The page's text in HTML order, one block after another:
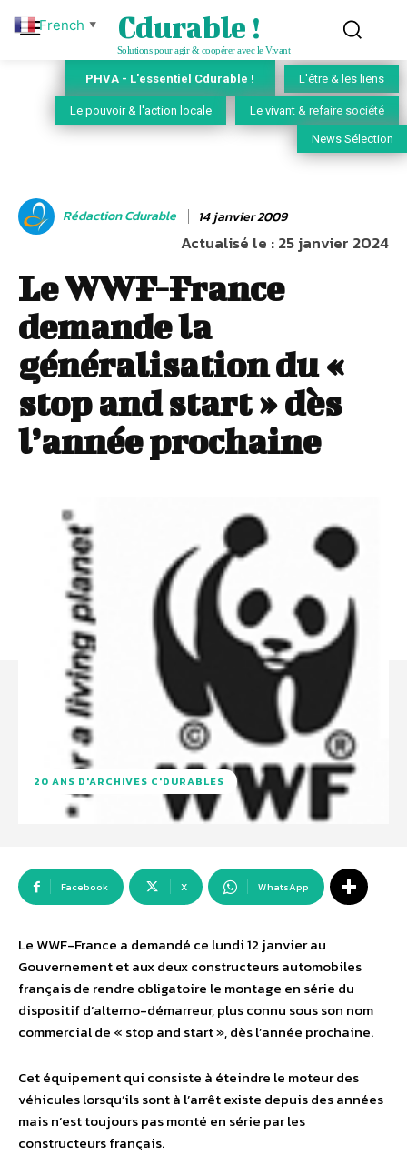
Cdurable !
Solutions pour agir & coopérer avec le Vivant
PHVA - L'essentiel Cdurable ! L'être & les liens
Le pouvoir & l'action locale Le vivant & refaire société
News Sélection
Rédaction Cdurable 14 janvier 2009
Actualisé le :25 janvier 2024
Le WWF-France
demande la
généralisation du «
stop and start » dès
l’année prochaine
20 ANS D'ARCHIVES C'DURABLES
Facebook X WhatsApp
Le WWF-France a demandé ce lundi 12 janvier au
Gouvernement et aux deux constructeurs automobiles
français de rendre obligatoire le montage en série du
dispositif d’alterno-démarreur, plus connu sous son nom
commercial de « stop and start », dès l’année prochaine.
Cet équipement qui consiste à éteindre le moteur des
véhicules lorsqu’ils sont à l’arrêt existe depuis des années
mais n’est toujours pas monté en série par les
constructeurs français.
French ▼